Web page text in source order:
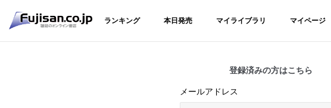
ランキング 本日発売 マイライブラリ マイページ
登録済みの方はこちら
メールアドレス